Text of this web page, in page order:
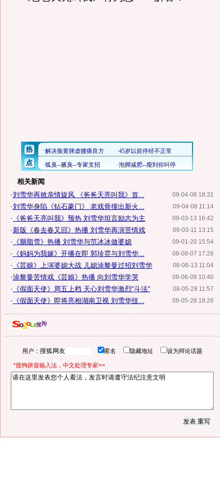
相关新闻
09-04-08 18:31
·刘雪华再掀亲情旋风 《爸爸天亮叫我》首...
09-04-08 11:14
·刘雪华身陷《钻石豪门》 老戏骨撞出新火...
09-03-13 16:42
· 《爸爸天亮叫我》预热 刘雪华坦言励志为主
09-03-11 13:15
·新版《春去春又回》热播 刘雪华再演苦情戏
09-01-20 15:54
· 《胭脂雪》热播 刘雪华与范冰冰做婆媳
08-08-07 17:26
· 《妈妈为我嫁》开播在即 郭珍霓与刘雪华...
08-06-13 11:04
· 《芸娘》上演婆媳大战 儿媳涂黎曼过招刘雪华
08-06-09 10:40
·涂黎曼苦情戏《芸娘》热播 向刘雪华学哭
08-05-29 11:57
· 《假面天使》周五上档 天心刘雪华激烈"斗法"
08-05-28 18:26
· 《假面天使》即将亮相湖南卫视 刘雪华技...
用户： 匿名 隐藏地址 设为辩论话题
*搜狗拼音输入法，中文处理专家>>